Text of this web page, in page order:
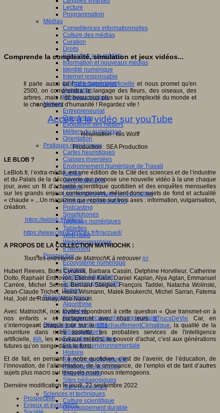
Lecture
Programmation
Médias
Compétences informationnelles
Culture des médias
Curation
Droits
Education aux médias
Information et nouveaux médias
Identité numérique
Internet responsable
Littératie numérique
Publication
Réseaux sociaux
Métiers
Entrepreneuriat
Entreprises
Evolutions des métiers
Métiers du numérique
Orientation
Pratiques numériques
Cartes heuristiques
Classes inversées
Environnement Numérique de Travail
Fablab
Géolocalisation
Images
Les mondes virtuels en éducation
Pratiques collaboratives
Podcasting
Smartphones
Tableaux numériques
Tablettes
Web radio
Webdocumentaire
eTwinning
Prospective
Ecosystème numérique
Espaces
Politique éducative
Scénarios prospectifs
Temps
Réseaux sociaux
Algorithme
Données
Réseaux sociaux et champ scolaire
Sélection de ressources
Bibliographies
Education artistique
Education environnementale
Histoire
Ressources citoyenneté
Ressources sciences
Sites éducatifs
Sites pédagogiques
Sites ressources
Sciences et techniques
Culture scientifique
Développement durable
Comprende la complexité, simulation et jeux vidéos...
Il parle aussi de l'#IntelligenceArtificielle et nous promet qu'en
2500, on comprendra le langage des fleurs, des oiseaux, des
arbres...mais il dit beaucoup plus sur la complexité du monde et
le changement d'humanité ! Regardez vite !
Accès à la vidéo sur youTube
Réalisation : Isis Wolff
Production : SEA Production
LE BLOB ?
LeBlob.fr, l’extra-média, est une édition de la Cité des sciences et de l’industrie
et du Palais de la découverte qui propose une nouvelle vidéo à la une chaque
jour, avec un fil d’actualité scientifique quotidien et des enquêtes mensuelles
sur les grands enjeux contemporains, mêlant donc sujets de fond et actualité
« chaude » ...Un magazine qui repose sur trois axes : information, vulgarisation,
création.
https://leblob.fr/videos
https://www.cite-sciences.fr/fr/accueil/
A PROPOS DE LA COLLECTION MATRIOCHK :
Tous les entretiens de MatriochK à retrouverici
Hubert Reeves, Boris Cyrulnik, Barbara Cassin, Delphine Horvilleur, Catherine
Dolto, Raphaël Enthoven, Etienne Klein, Daniel Kaplan, Alya Aglan, Emmanuel
Carrère, Michel Serres, Bernard Stiegler, François Taddei, Natacha Wolinski,
Jean-Claude Trichet, Heinz Wismann, Malek Boukerchi, Michel Sarran, Fatema
Hal, Joël de Rosnay, Aldo Naouri.
Avec MatriochK, nos invités répondront à cette question « Que transmet-on à
nos enfants » et partageront avec nous leurs#TrucsDeVie Car, en
s’interrogeant chaque jour sur le#RéchauffementClimatique, la qualité de la
nourriture dans notre assiette, les probables services de l'intelligence
artificielle, #IA, les nouveaux métiers, le pouvoir d'achat, c’est aux générations
futures qu’on songe dans le fond.
Et de fait, en pensant à notre quotidien, c’est de l’avenir, de l’éducation, de
l’innovation, de l’alimentation, de la croissance, de l’emploi et de tant d’autres
sujets plus macro sur lesquels nous nous interrogeons.
Dernière modification le jeudi, 22 septembre 2022
Prospective,
Enjeux et évolutions,